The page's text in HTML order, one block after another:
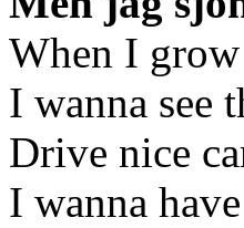
When I
I wanna see
Drive nice
I wanna